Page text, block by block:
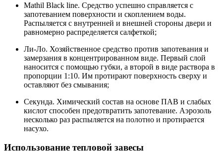
Mathil Black line. Средство успешно справляется с
запотеванием поверхности и скоплением воды.
Распыляется с внутренней и внешней стороны двери и
равномерно распределяется салфеткой;
Ли-Ло. Хозяйственное средство против запотевания и
замерзания в концентрированном виде. Первый слой
наносится с помощью губки, а второй в виде раствора в
пропорции 1:10. Им протирают поверхность сверху и
оставляют без смывания;
Секунда. Химический состав на основе ПАВ и слабых
кислот способен предотвратить запотевание. Аэрозоль
несколько раз распыляется на полотно и протирается
насухо.
Использование тепловой завесы